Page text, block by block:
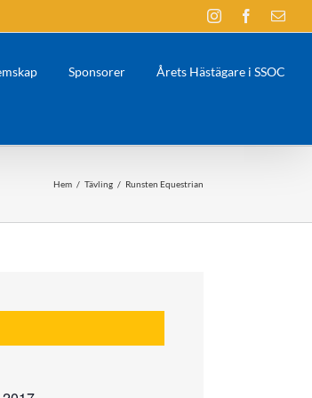
InstagramFacebook
E-
post
Sponsorer Årets Hästägare i SSOC
Hem / Tävling / Runsten Equestrian